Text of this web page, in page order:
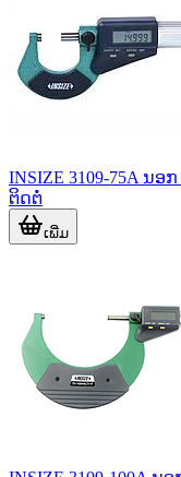
mm. ດ້ານ MOORE &
INSIZE 3109-75A ນອກ
ຕິດຕໍ່
ເພີ່ມ